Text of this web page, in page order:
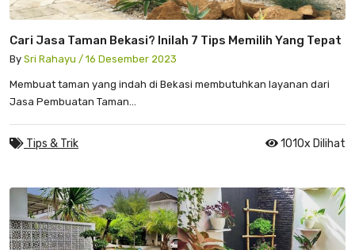
Cari Jasa Taman Bekasi? Inilah 7 Tips Memilih Yang Tepat
By Sri Rahayu / 16 Desember 2023
Membuat taman yang indah di Bekasi membutuhkan layanan dari
Jasa Pembuatan Taman...
Tips & Trik 1010x Dilihat